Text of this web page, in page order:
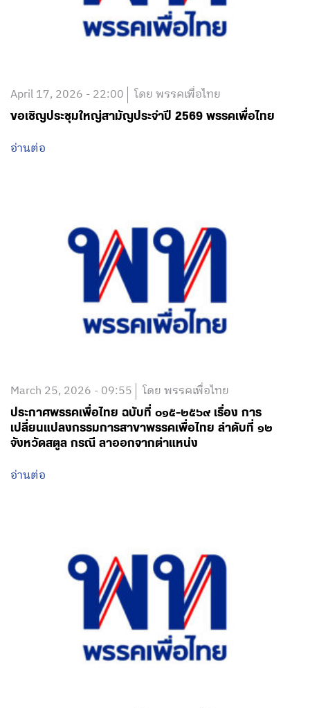
April 17, 2026 - 22:00 โดย พรรคเพื่อไทย
ขอเชิญประชุมใหญ่สามัญประจำปี 2569 พรรคเพื่อไทย
อ่านต่อ
March 25, 2026 - 09:55 โดย พรรคเพื่อไทย
ประกาศพรรคเพื่อไทย ฉบับที่ ๐๑๕-๒๕๖๙ เรื่อง การ
เปลี่ยนแปลงกรรมการสาขาพรรคเพื่อไทย ลำดับที่ ๑๒
จังหวัดสตูล กรณี ลาออกจากตำแหน่ง
อ่านต่อ